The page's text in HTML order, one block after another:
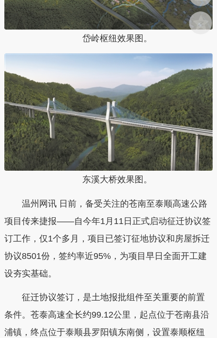
岱岭枢纽效果图。
东溪大桥效果图。
温州网讯 日前，备受关注的苍南至泰顺高速公路
项目传来捷报——自今年1月11日正式启动征迁协议签
订工作，仅1个多月，项目已签订征地协议和房屋拆迁
协议8501份，签约率近95%，为项目早日全面开工建
设夯实基础。
征迁协议签订，是土地报批组件至关重要的前置
条件。苍泰高速全长约99.12公里，起点位于苍南县沿
浦镇，终点位于泰顺县罗阳镇东南侧，设置泰顺枢纽